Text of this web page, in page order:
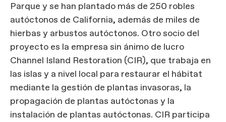
Parque y se han plantado más de 250 robles
autóctonos de California, además de miles de
hierbas y arbustos autóctonos. Otro socio del
proyecto es la empresa sin ánimo de lucro
Channel Island Restoration (CIR), que trabaja en
las islas y a nivel local para restaurar el hábitat
mediante la gestión de plantas invasoras, la
propagación de plantas autóctonas y la
instalación de plantas autóctonas. CIR participa